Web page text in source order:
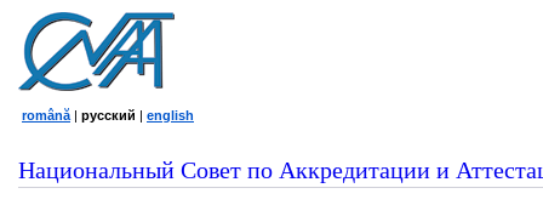
română | русский | english
Национальный Совет по Аккредитации и